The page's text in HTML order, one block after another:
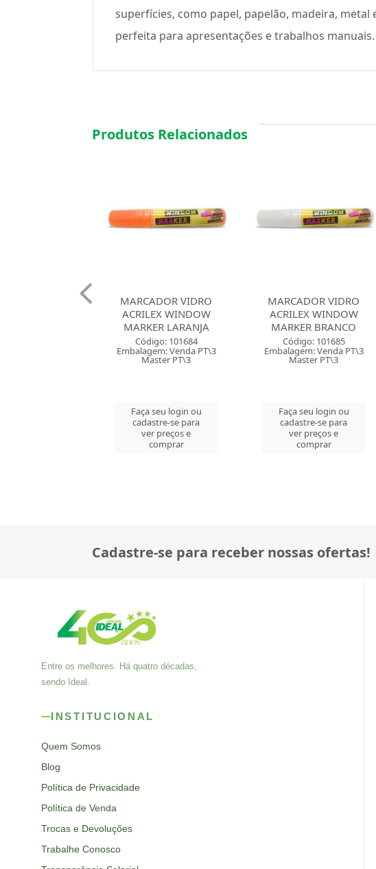
superfícies, como papel, papelão, madeira,
perfeita para apresentações e trabalhos manuais.
Produtos Relacionados
MARCADOR VIDRO
ACRILEX WINDOW
MARKER BRANCO
Código: 101685
Embalagem: Venda PT\3
Master PT\3
Faça seu login ou
cadastre-se para
ver preços e
comprar
MARCADOR VIDRO
ACRILEX WINDOW
MARKER ROSA
Código: 101686
Embalagem: Venda PT\3
Master PT\3
Faça seu login ou
cadastre-se para
ver preços e
comprar
Cadastre-se para receber nossas ofertas!
Entre os melhores. Há quatro décadas,
sendo Ideal.
INSTITUCIONAL
Quem Somos
Blog
Política de Privacidade
Política de Venda
Trocas e Devoluções
Trabalhe Conosco